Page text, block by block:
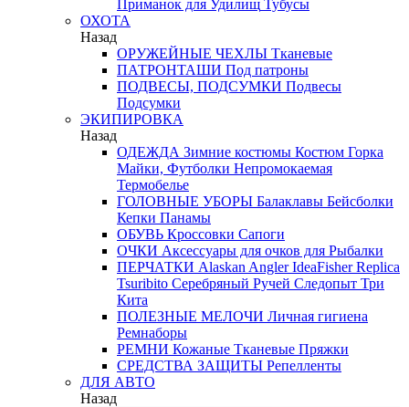
Приманок для Удилищ Тубусы
ОХОТА
Назад
ОРУЖЕЙНЫЕ ЧЕХЛЫ Тканевые
ПАТРОНТАШИ Под патроны
ПОДВЕСЫ, ПОДСУМКИ Подвесы
Подсумки
ЭКИПИРОВКА
Назад
ОДЕЖДА Зимние костюмы Костюм Горка
Майки, Футболки Непромокаемая
Термобелье
ГОЛОВНЫЕ УБОРЫ Балаклавы Бейсболки
Кепки Панамы
ОБУВЬ Кроссовки Сапоги
ОЧКИ Аксессуары для очков для Рыбалки
ПЕРЧАТКИ Alaskan AnglerIdeaFisherReplica
Tsuribito Серебряный Ручей Следопыт Три
Кита
ПОЛЕЗНЫЕ МЕЛОЧИ Личная гигиена
Ремнаборы
РЕМНИ Кожаные Тканевые Пряжки
СРЕДСТВА ЗАЩИТЫ Репелленты
ДЛЯ АВТО
Назад